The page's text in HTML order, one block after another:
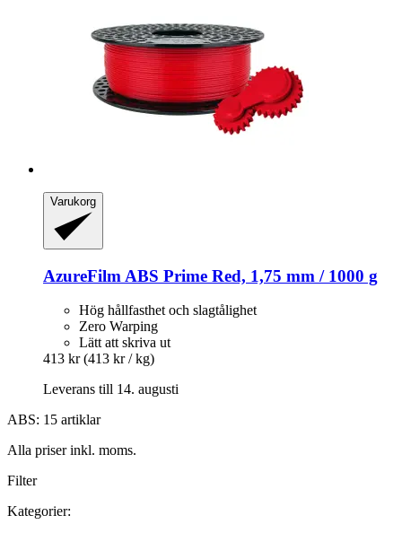
Varukorg
AzureFilm ABS Prime Red, 1,75 mm / 1000 g
Hög hållfasthet och slagtålighet
Zero Warping
Lätt att skriva ut
413 kr (413 kr / kg)
Leverans till 14. augusti
ABS: 15 artiklar
Alla priser inkl. moms.
Filter
Kategorier: